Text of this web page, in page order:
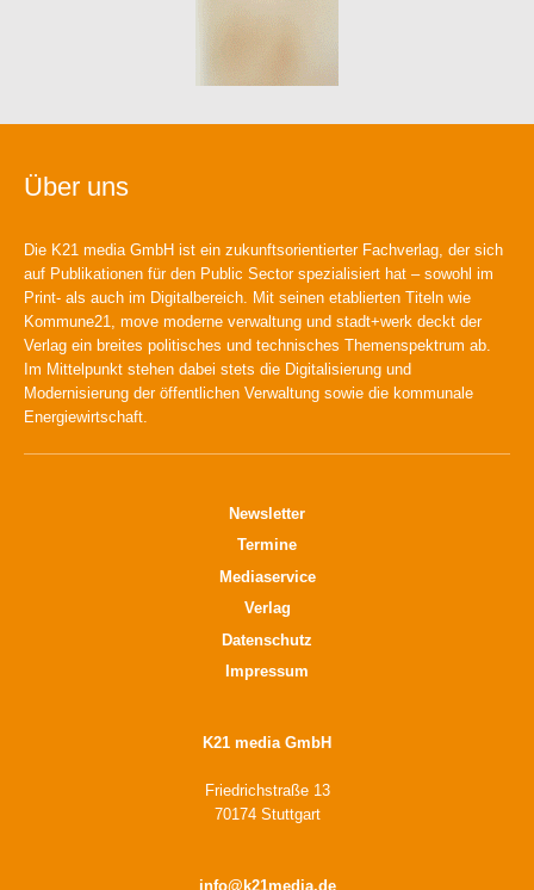
Über uns
Die K21 media GmbH ist ein zukunftsorientierter Fachverlag, der sich
auf Publikationen für den Public Sector spezialisiert hat – sowohl im
Print- als auch im Digitalbereich. Mit seinen etablierten Titeln wie
Kommune21, move moderne verwaltung und stadt+werk deckt der
Verlag ein breites politisches und technisches Themenspektrum ab.
Im Mittelpunkt stehen dabei stets die Digitalisierung und
Modernisierung der öffentlichen Verwaltung sowie die kommunale
Energiewirtschaft.
Newsletter
Termine
Mediaservice
Verlag
Datenschutz
Impressum
K21 media GmbH
Friedrichstraße 13
70174 Stuttgart
info@k21media.de